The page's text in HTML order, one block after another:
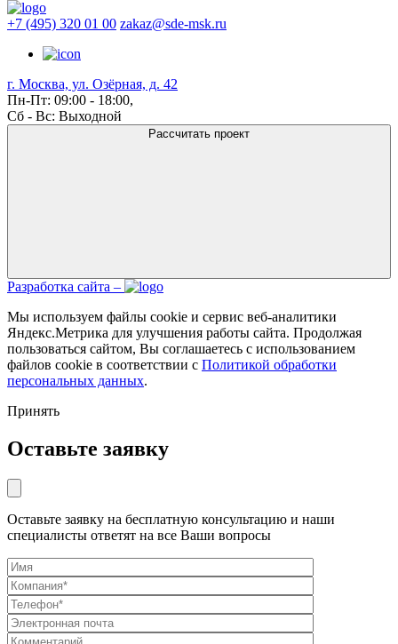
+7 (495) 320 01 00 zakaz@sde-msk.ru
г. Москва, ул. Озёрная, д. 42
Пн-Пт: 09:00 - 18:00,
Сб - Вс: Выходной
Рассчитать проект
Разработка сайта –
Мы используем файлы cookie и сервис веб-аналитики
Яндекс.Метрика для улучшения работы сайта. Продолжая
пользоваться сайтом, Вы соглашаетесь с использованием
файлов cookie в соответствии с Политикой обработки
персональных данных.
Принять
Оставьте заявку
Оставьте заявку на бесплатную консультацию и наши
специалисты ответят на все Ваши вопросы